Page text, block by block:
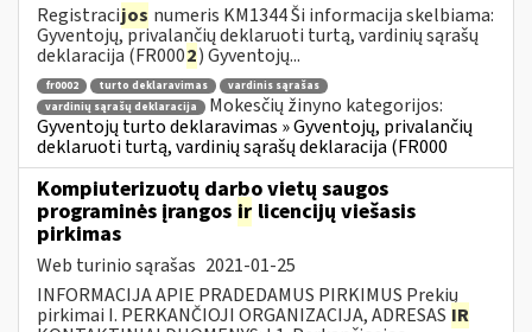
Registracijos numeris KM1344 Ši informacija skelbiama:
Gyventojų, privalančių deklaruoti turtą, vardinių sąrašų
deklaracija (FR0002) Gyventojų...
fr0002 turto deklaravimas
vardinis sąrašas
vardinių sąrašų deklaracija
Mokesčių žinyno kategorijos:
Gyventojų turto deklaravimas » Gyventojų, privalančių
deklaruoti turtą, vardinių sąrašų deklaracija (FR000
Kompiuterizuotų darbo vietų saugos
programinės įrangos ir licencijų viešasis
pirkimas
Web turinio sąrašas 2021-01-25
INFORMACIJA APIE PRADEDAMUS PIRKIMUS Prekių
pirkimai I. PERKANČIOJI ORGANIZACIJA, ADRESAS IR